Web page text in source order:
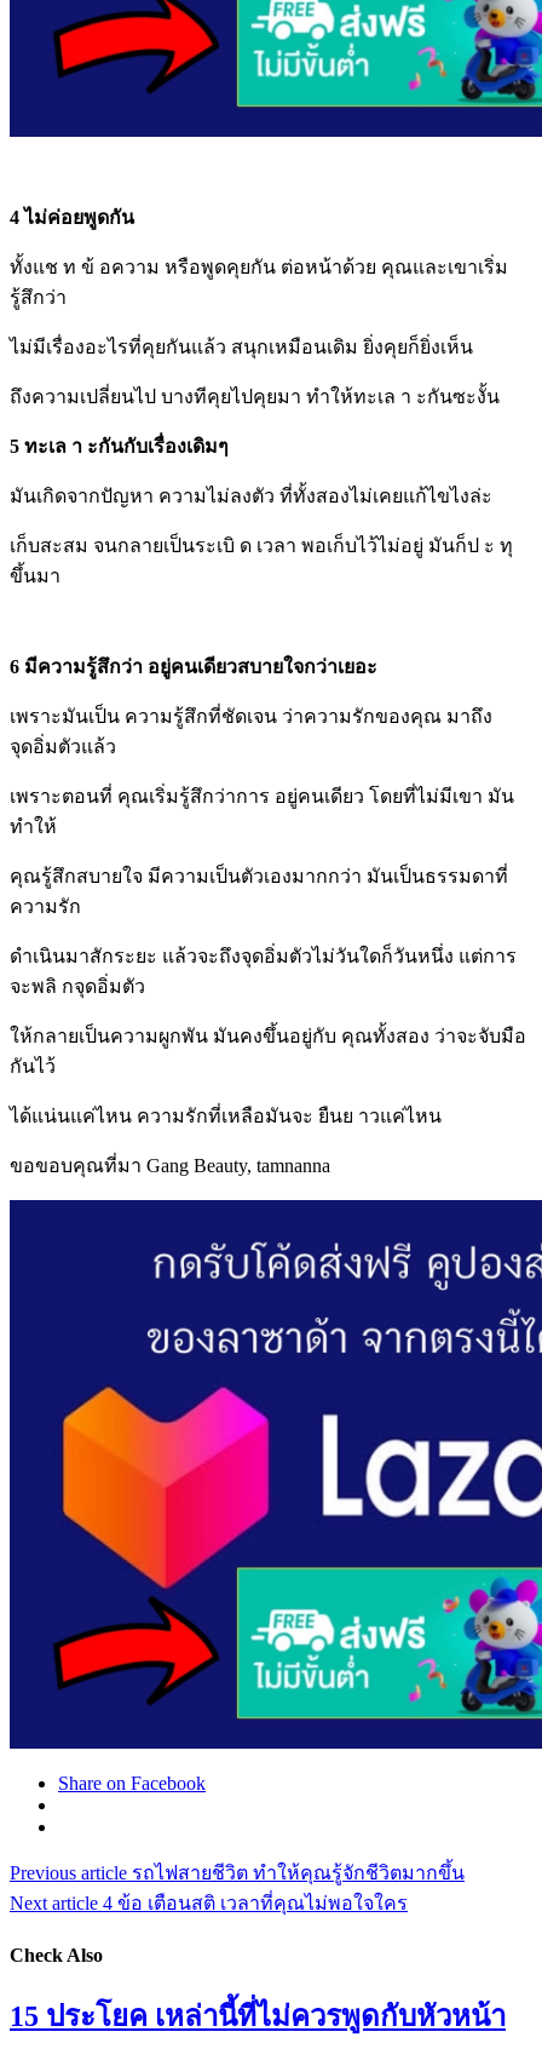
4 ไม่ค่อยพูดกัน
ทั้งแช ท ข้ อความ หรือพูดคุยกัน ต่อหน้าด้วย คุณและเขาเริ่ม
รู้สึกว่า
ไม่มีเรื่องอะไรที่คุยกันแล้ว สนุกเหมือนเดิม ยิ่งคุยก็ยิ่งเห็น
ถึงความเปลี่ยนไป บางทีคุยไปคุยมา ทำให้ทะเล า ะกันซะงั้น
5 ทะเล า ะกันกับเรื่องเดิมๆ
มันเกิดจากปัญหา ความไม่ลงตัว ที่ทั้งสองไม่เคยแก้ไขไงล่ะ
เก็บสะสม จนกลายเป็นระเบิ ด เวลา พอเก็บไว้ไม่อยู่ มันก็ป ะ ทุ
ขึ้นมา
6 มีความรู้สึกว่า อยู่คนเดียวสบายใจกว่าเยอะ
เพราะมันเป็น ความรู้สึกที่ชัดเจน ว่าความรักของคุณ มาถึง
จุดอิ่มตัวแล้ว
เพราะตอนที่ คุณเริ่มรู้สึกว่าการ อยู่คนเดียว โดยที่ไม่มีเขา มัน
ทำให้
คุณรู้สึกสบายใจ มีความเป็นตัวเองมากกว่า มันเป็นธรรมดาที่
ความรัก
ดำเนินมาสักระยะ แล้วจะถึงจุดอิ่มตัวไม่วันใดก็วันหนึ่ง แต่การ
จะพลิ กจุดอิ่มตัว
ให้กลายเป็นความผูกพัน มันคงขึ้นอยู่กับ คุณทั้งสอง ว่าจะจับมือ
กันไว้
ได้แน่นแค่ไหน ความรักที่เหลือมันจะ ยืนย าวแค่ไหน
ขอขอบคุณที่มา Gang Beauty, tamnanna
Share on Facebook
Previous article รถไฟสายชีวิต ทำให้คุณรู้จักชีวิตมากขึ้น
Next article 4 ข้อ เตือนสติ เวลาที่คุณไม่พอใจใคร
Check Also
15 ประโยค เหล่านี้ที่ไม่ควรพูดกับหัวหน้า